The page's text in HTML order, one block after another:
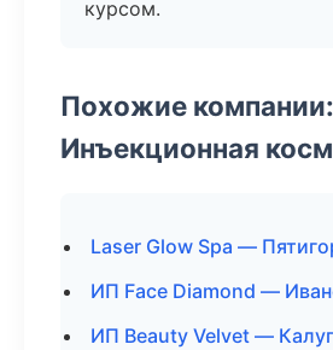
курсом.
Похожие компании:
Инъекционная
Laser Glow Spa —
ИП Face Diamond —
ИП Beauty Velvet —